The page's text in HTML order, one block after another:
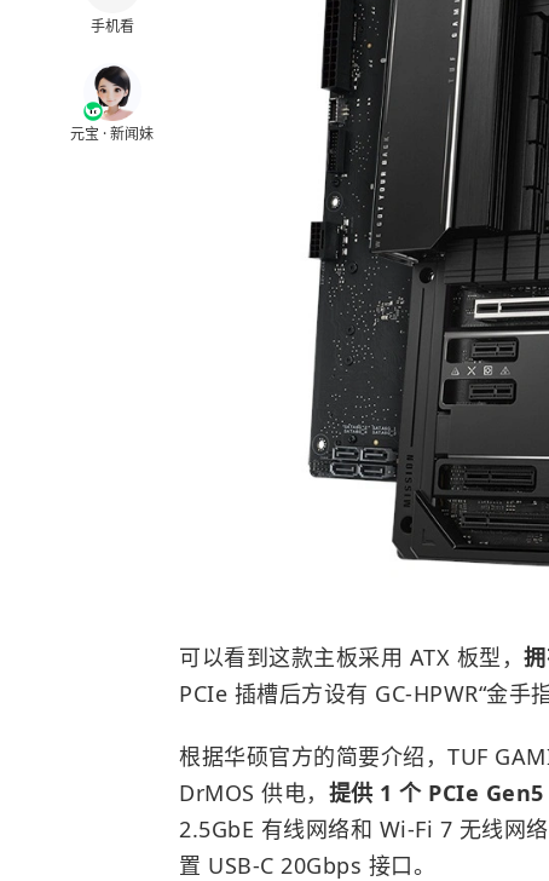
手机看
元宝 · 新闻妹
可以看到这款主板采用 ATX 板型，
PCIe 插槽后方设有 GC-HPWR“金手
根据华硕官方的简要介绍，TUF
DrMOS 供电， 提供 1 个 PCIe
2.5GbE 有线网络和 Wi-Fi 7 无线网
置 USB-C 20Gbps 接口。